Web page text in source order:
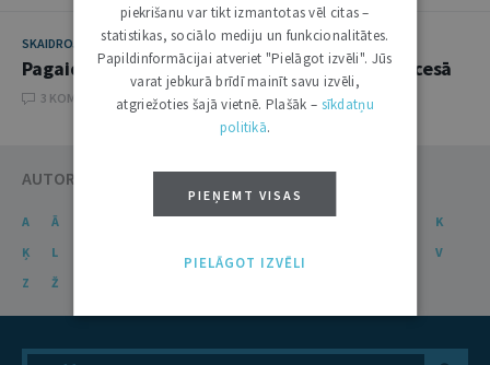
SKAIDROJUMI. VIEDOKĻI 31. JANVĀRIS 2012
Pagaidu noregulējums Satversmes tiesas procesā
3 KOMENTĀRI
AUTORU KATALOGS
A Ā D E Ē F G Ģ
K
Ķ
L S
V
Z
Ž
piekrišanu var tikt izmantotas vēl citas –
statistikas, sociālo mediju un funkcionalitātes.
Papildinformācijai atveriet "Pielāgot izvēli". Jūs
varat jebkurā brīdī mainīt savu izvēli,
atgriežoties šajā vietnē. Plašāk – sīkdatņu
politikā.
PIEŅEMT VISAS
PIELĀGOT IZVĒLI